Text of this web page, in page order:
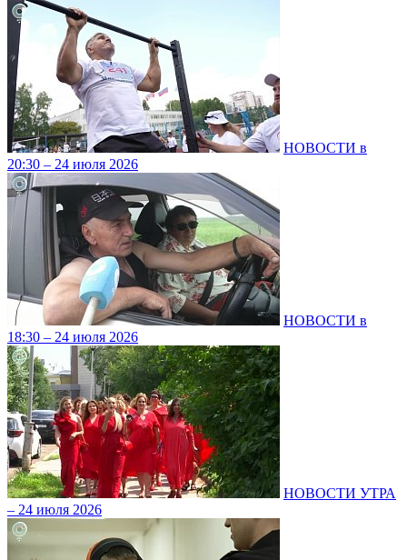
НОВОСТИ в
20:30 – 24 июля 2026
НОВОСТИ в
18:30 – 24 июля 2026
НОВОСТИ УТРА
– 24 июля 2026